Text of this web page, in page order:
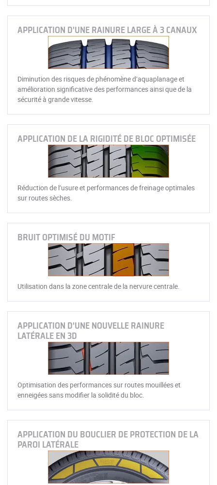
APPLICATION D'UNE RAINURE LARGE À 3 CANAUX
Diminution des risques de phénomène d’aquaplanage et
amélioration significative des performances ainsi que de la
sécurité à grande vitesse.
APPLICATION DE LA RIGIDITÉ DE BLOC OPTIMISÉE
Réduction de l’usure et performances de freinage optimales
sur routes sèches.
BRUIT OPTIMISÉ DU MOTIF
Utilisation dans la zone centrale de la nervure centrale.
APPLICATION D'UNE NOUVELLE RAINURE
LATÉRALE EN 3D
Optimisation des performances sur routes mouillées et
enneigées sans modifier la solidité du bloc.
APPLICATION DU BOUCLIER DE PROTECTION DE LA
PAROI LATÉRALE